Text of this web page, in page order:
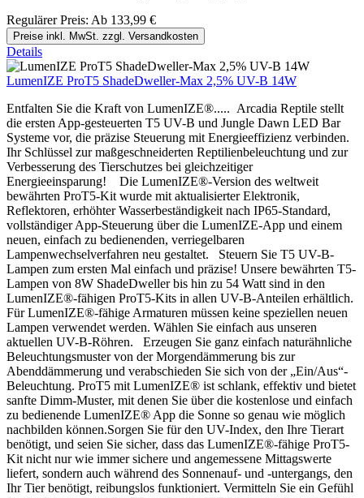
Regulärer Preis: Ab 133,99 €
Preise inkl. MwSt. zzgl. Versandkosten
Details
LumenIZE ProT5 ShadeDweller-Max 2,5% UV-B 14W
Entfalten Sie die Kraft von LumenIZE®..... Arcadia Reptile stellt
die ersten App-gesteuerten T5 UV-B und Jungle Dawn LED Bar
Systeme vor, die präzise Steuerung mit Energieeffizienz verbinden.
Ihr Schlüssel zur maßgeschneiderten Reptilienbeleuchtung und zur
Verbesserung des Tierschutzes bei gleichzeitiger
Energieeinsparung! Die LumenIZE®-Version des weltweit
bewährten ProT5-Kit wurde mit aktualisierter Elektronik,
Reflektoren, erhöhter Wasserbeständigkeit nach IP65-Standard,
vollständiger App-Steuerung über die LumenIZE-App und einem
neuen, einfach zu bedienenden, verriegelbaren
Lampenwechselverfahren neu gestaltet. Steuern Sie T5 UV-B-
Lampen zum ersten Mal einfach und präzise! Unsere bewährten T5-
Lampen von 8W ShadeDweller bis hin zu 54 Watt sind in den
LumenIZE®-fähigen ProT5-Kits in allen UV-B-Anteilen erhältlich.
Für LumenIZE®-fähige Armaturen müssen keine speziellen neuen
Lampen verwendet werden. Wählen Sie einfach aus unseren
aktuellen UV-B-Röhren. Erzeugen Sie ganz einfach naturähnliche
Beleuchtungsmuster von der Morgendämmerung bis zur
Abenddämmerung und verabschieden Sie sich von der „Ein/Aus“-
Beleuchtung. ProT5 mit LumenIZE® ist schlank, effektiv und bietet
sanfte Dimm-Muster, mit denen Sie über die kostenlose und einfach
zu bedienende LumenIZE® App die Sonne so genau wie möglich
nachbilden können.Sorgen Sie für den UV-Index, den Ihre Tierart
benötigt, und seien Sie sicher, dass das LumenIZE®-fähige ProT5-
Kit nicht nur wie immer sichere und angemessene Mittagswerte
liefert, sondern auch während des Sonnenauf- und -untergangs, den
Ihr Tier benötigt, reibungslos funktioniert. Vermitteln Sie ein Gefühl